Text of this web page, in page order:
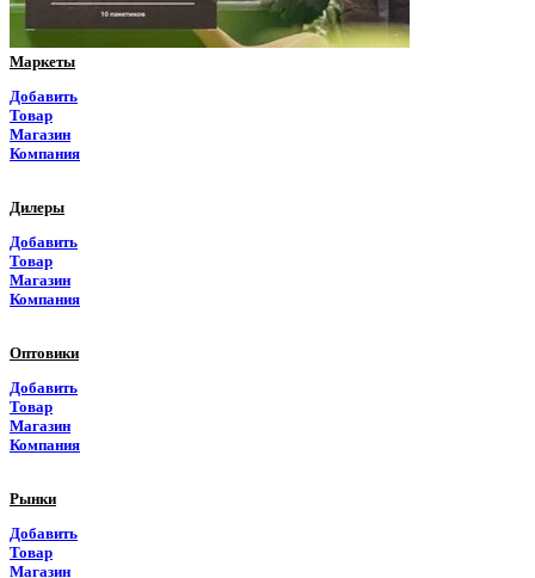
Ростовская область
Маркеты
Добавить
Товар
Магазин
Компания
Дилеры
Добавить
Товар
Магазин
Компания
Оптовики
Добавить
Товар
Магазин
Компания
Рынки
Добавить
Товар
Магазин